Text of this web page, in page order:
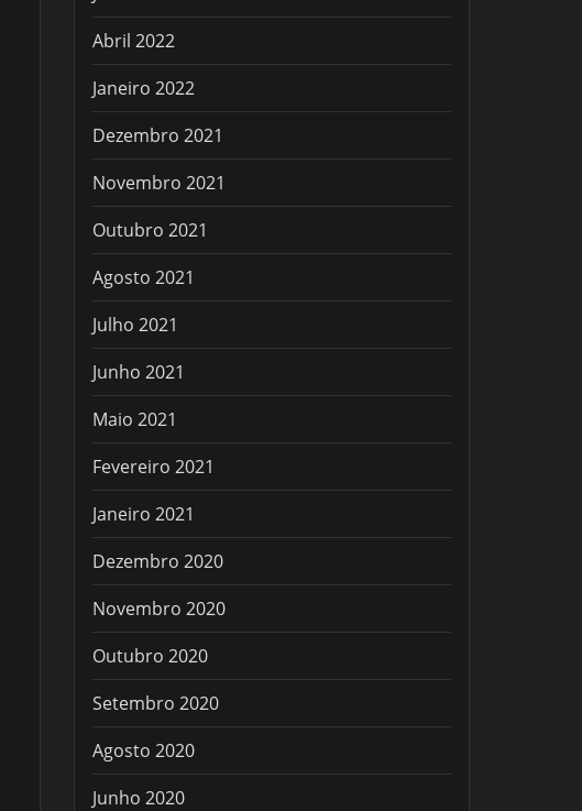
Abril 2022
Janeiro 2022
Dezembro 2021
Novembro 2021
Outubro 2021
Agosto 2021
Julho 2021
Junho 2021
Maio 2021
Fevereiro 2021
Janeiro 2021
Dezembro 2020
Novembro 2020
Outubro 2020
Setembro 2020
Agosto 2020
Junho 2020